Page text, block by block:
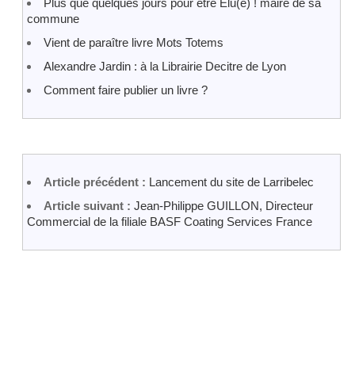
commune
Vient de paraître livre Mots Totems
Alexandre Jardin : à la Librairie Decitre de Lyon
Comment faire publier un livre ?
Article précédent : Lancement du site de Larribelec
Article suivant : Jean-Philippe GUILLON, Directeur
Commercial de la filiale BASF Coating Services France